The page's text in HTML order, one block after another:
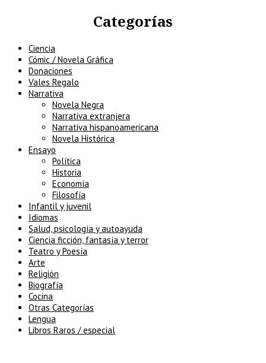
Categorías
Ciencia
Cómic / Novela Gráfica
Donaciones
Vales Regalo
Narrativa
Novela Negra
Narrativa extranjera
Narrativa hispanoamericana
Novela Histórica
Ensayo
Política
Historia
Economía
Filosofía
Infantil y juvenil
Idiomas
Salud, psicología y autoayuda
Ciencia ficción, fantasía y terror
Teatro y Poesía
Arte
Religión
Biografía
Cocina
Otras Categorías
Lengua
Libros Raros / especial